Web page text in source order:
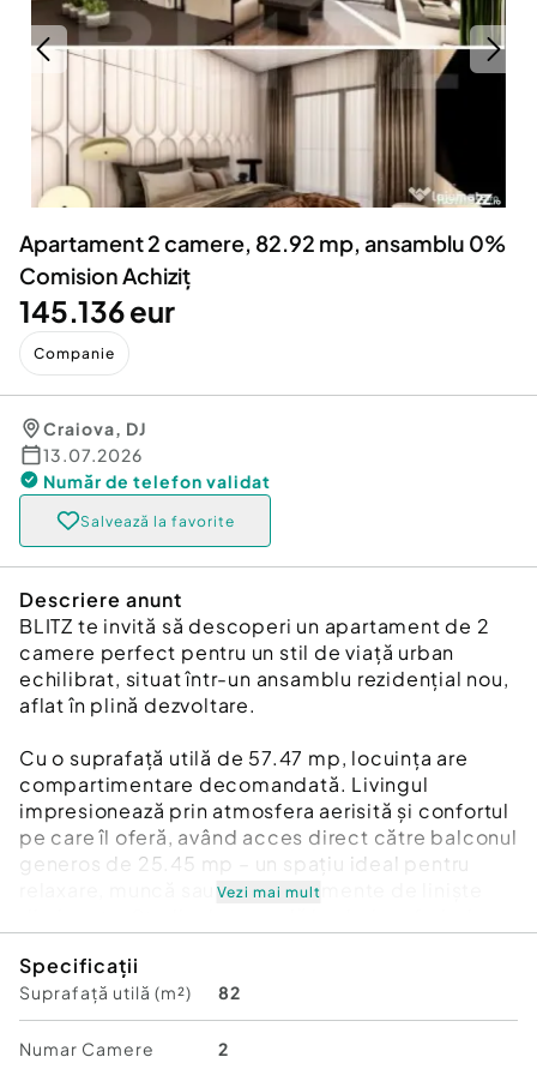
Servicii
Animale de companie
Afaceri și echipamente profesionale
Inchiriere Bunuri si Vehicule
Utilaje agricole si industriale
Piese auto si accesorii
Apartament 2 camere, 82.92 mp, ansamblu 0%
Comision Achiziț
145.136 eur
Companie
Craiova, DJ
13.07.2026
Număr de telefon validat
Salvează la favorite
Descriere anunt
BLITZ te invită să descoperi un apartament de 2
camere perfect pentru un stil de viață urban
echilibrat, situat într-un ansamblu rezidențial nou,
aflat în plină dezvoltare.
Cu o suprafață utilă de 57.47 mp, locuința are
compartimentare decomandată. Livingul
impresionează prin atmosfera aerisită și confortul
pe care îl oferă, având acces direct către balconul
generos de 25.45 mp – un spațiu ideal pentru
relaxare, muncă sau pentru momente de liniște
mobila și personaliza după propriul gust.
Un avantaj rar întâlnit la acest tip de studio este
spațiul dedicat pentru mașina de spălat și
uscător, integrat discret, pentru un plus de
Vezi mai mult
Specificații
Suprafață utilă (m²) 82
Numar Camere 2